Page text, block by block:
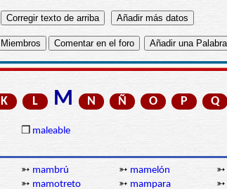
K L M N Ñ O P Q
❒ maleable
➳ mambrú ➳ mamelón ➳
➳ mamotreto ➳ mampara ➳